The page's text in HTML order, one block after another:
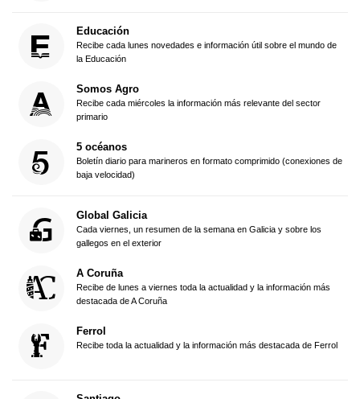
Educación
Recibe cada lunes novedades e información útil sobre el mundo de
la Educación
Somos Agro
Recibe cada miércoles la información más relevante del sector
primario
5 océanos
Boletín diario para marineros en formato comprimido (conexiones de
baja velocidad)
Global Galicia
Cada viernes, un resumen de la semana en Galicia y sobre los
gallegos en el exterior
A Coruña
Recibe de lunes a viernes toda la actualidad y la información más
destacada de A Coruña
Ferrol
Recibe toda la actualidad y la información más destacada de Ferrol